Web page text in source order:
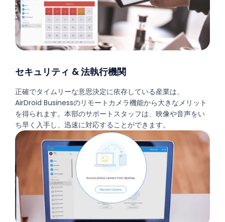
セキュリティ & 法執行機関
正確でタイムリーな意思決定に依存している産業は、
AirDroid Businessのリモートカメラ機能から大きなメリット
を得られます。本部のサポートスタッフは、映像や音声をい
ち早く入手し、迅速に対応することができます。